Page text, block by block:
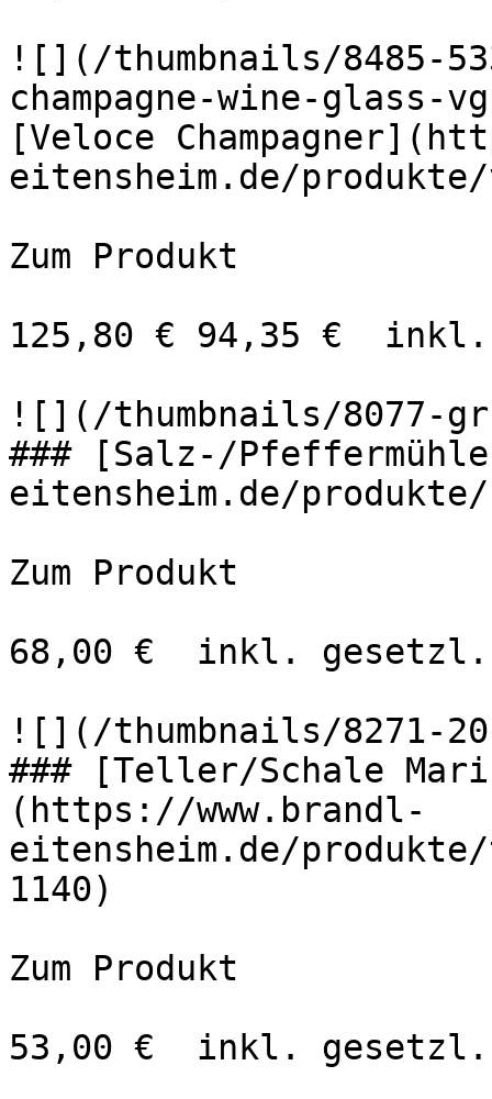
![](/thumbnails/8485-
champagne-wine-
[Veloce
eitensheim.de/produkte/
Zum Produkt
125,80 € 94,35 €
![](/thumbnails/8077-
### [Salz-/
eitensheim.de/
Zum Produkt
68,00 €  inkl.
![](/thumbnails/8271-
### [Teller/Schale
(https://www.brandl-
eitensheim.de/
1140)
Zum Produkt
53,00 €  inkl.